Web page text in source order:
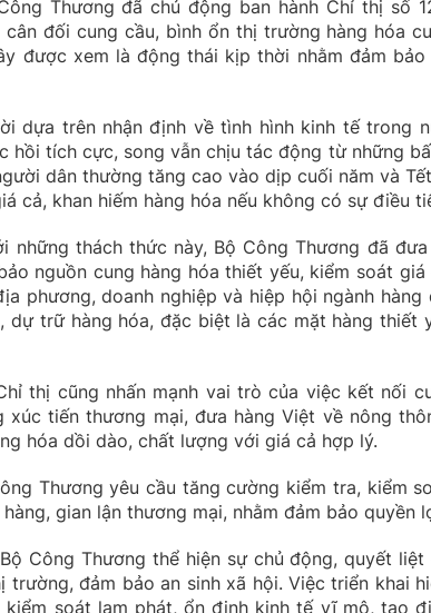
Thương đã chủ động ban hành Chỉ thị số
cân đối cung cầu, bình ổn thị trường hàng hóa
được xem là động thái kịp thời nhằm đảm
dựa trên nhận định về tình hình kinh tế trong
hồi tích cực, song vẫn chịu tác động từ những
dân thường tăng cao vào dịp cuối năm và
cả, khan hiếm hàng hóa nếu không có sự điều
những thách thức này, Bộ Công Thương đã
nguồn cung hàng hóa thiết yếu, kiểm soát
phương, doanh nghiệp và hiệp hội ngành
dự trữ hàng hóa, đặc biệt là các mặt hàng thiết
thị cũng nhấn mạnh vai trò của việc kết nối
xúc tiến thương mại, đưa hàng Việt về nông
hóa dồi dào, chất lượng với giá cả hợp lý.
Thương yêu cầu tăng cường kiểm tra, kiểm
gian lận thương mại, nhằm đảm bảo quyền
Công Thương thể hiện sự chủ động, quyết
trường, đảm bảo an sinh xã hội. Việc triển khai
soát lạm phát, ổn định kinh tế vĩ mô, tạo